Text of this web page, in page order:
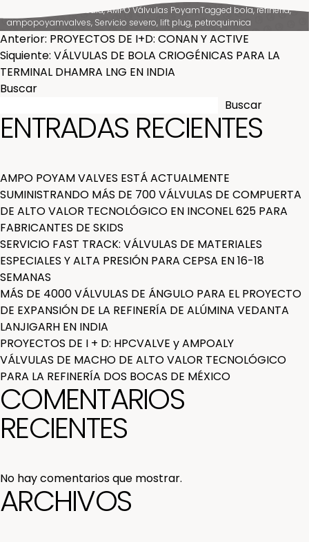
News & Media,AMPO Válvulas PoyamTagged bola,refinería,
ampopoyamvalves, Servicio severo, lift plug, petroquimica
NAVEGACIÓN
DE
ENTRADAS
Anterior: PROYECTOS DE I+D: CONAN Y ACTIVE
Siquiente: VÁLVULAS DE BOLA CRIOGÉNICAS PARA LA
TERMINAL DHAMRA LNG EN INDIA
Buscar
Buscar
ENTRADAS RECIENTES
AMPO POYAM VALVES ESTÁ ACTUALMENTE
SUMINISTRANDO MÁS DE 700 VÁLVULAS DE COMPUERTA
DE ALTO VALOR TECNOLÓGICO EN INCONEL 625 PARA
FABRICANTES DE SKIDS
SERVICIO FAST TRACK: VÁLVULAS DE MATERIALES
ESPECIALES Y ALTA PRESIÓN PARA CEPSA EN 16-18
SEMANAS
MÁS DE 4000 VÁLVULAS DE ÁNGULO PARA EL PROYECTO
DE EXPANSIÓN DE LA REFINERÍA DE ALÚMINA VEDANTA
LANJIGARH EN INDIA
PROYECTOS DE I + D: HPCVALVE y AMPOALY
VÁLVULAS DE MACHO DE ALTO VALOR TECNOLÓGICO
PARA LA REFINERÍA DOS BOCAS DE MÉXICO
COMENTARIOS
RECIENTES
No hay comentarios que mostrar.
ARCHIVOS